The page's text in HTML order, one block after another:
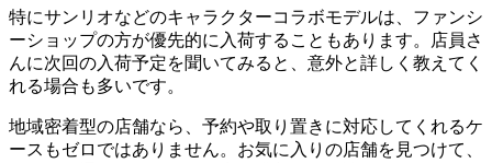
特にサンリオなどのキャラクターコラボモデルは、ファンシ
ーショップの方が優先的に入荷することもあります。店員さ
んに次回の入荷予定を聞いてみると、意外と詳しく教えてく
れる場合も多いです。
地域密着型の店舗なら、予約や取り置きに対応してくれるケ
ースもゼロではありません。お気に入りの店舗を見つけて、